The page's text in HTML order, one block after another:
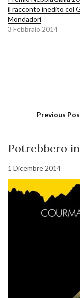
il racconto inedito col
Mondadori
3 Febbraio 2014
Previous
Potrebbero
1 Dicembre 2014